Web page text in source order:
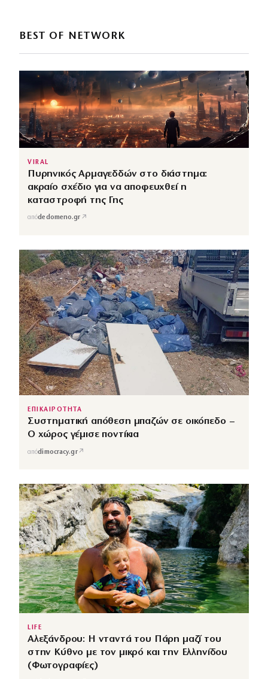
BEST OF NETWORK
VIRAL
Πυρηνικός Αρμαγεδδών στο διάστημα:
ακραίο σχέδιο για να αποφευχθεί η
καταστροφή της Γης
απόdedomeno.gr ↗
ΕΠΙΚΑΙΡΟΤΗΤΑ
Συστηματική απόθεση μπαζών σε οικόπεδο –
Ο χώρος γέμισε ποντίκια
απόdimocracy.gr↗
LIFE
Αλεξάνδρου: Η νταντά του Πάρη μαζί του
στην Κύθνο με τον μικρό και την Ελληνίδου
(Φωτογραφίες)